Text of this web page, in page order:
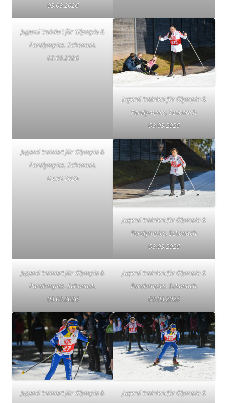
03.03.2026
Jugend trainiert für Olympia &
Paralympics, Schonach,
03.03.2026
Jugend trainiert für Olympia &
Paralympics, Schonach,
03.03.2026
Jugend trainiert für Olympia &
Paralympics, Schonach,
03.03.2026
Jugend trainiert für Olympia &
Paralympics, Schonach,
03.03.2026
Jugend trainiert für Olympia &
Paralympics, Schonach,
03.03.2026
Jugend trainiert für Olympia &
Paralympics, Schonach,
03.03.2026
Jugend trainiert für Olympia &
Jugend trainiert für Olympia &